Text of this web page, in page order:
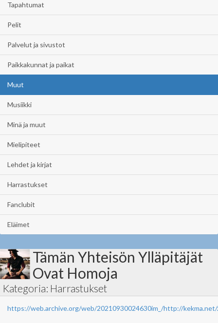
Tapahtumat
Pelit
Palvelut ja sivustot
Paikkakunnat ja paikat
Muut
Musiikki
Minä ja muut
Mielipiteet
Lehdet ja kirjat
Harrastukset
Fanclubit
Eläimet
Tämän Yhteisön Ylläpitäjät
Ovat Homoja
Kategoria: Harrastukset
https://web.archive.org/web/20210930024630im_/http://kekma.net/